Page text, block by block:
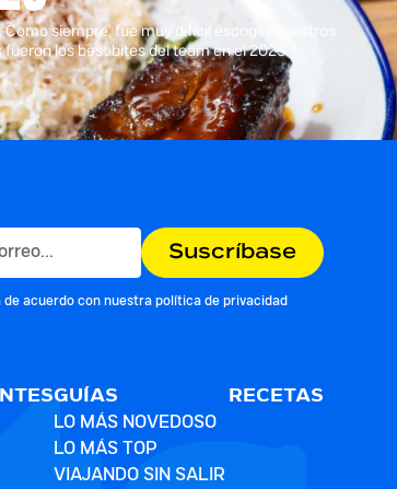
siempre, fue muy difícil escoger nuestros
los best bites del team en el 2025.
acuerdo con nuestra política de privacidad
GUÍAS
LO MÁS NOVEDOSO
LO MÁS TOP
VIAJANDO SIN SALIR
RECETAS